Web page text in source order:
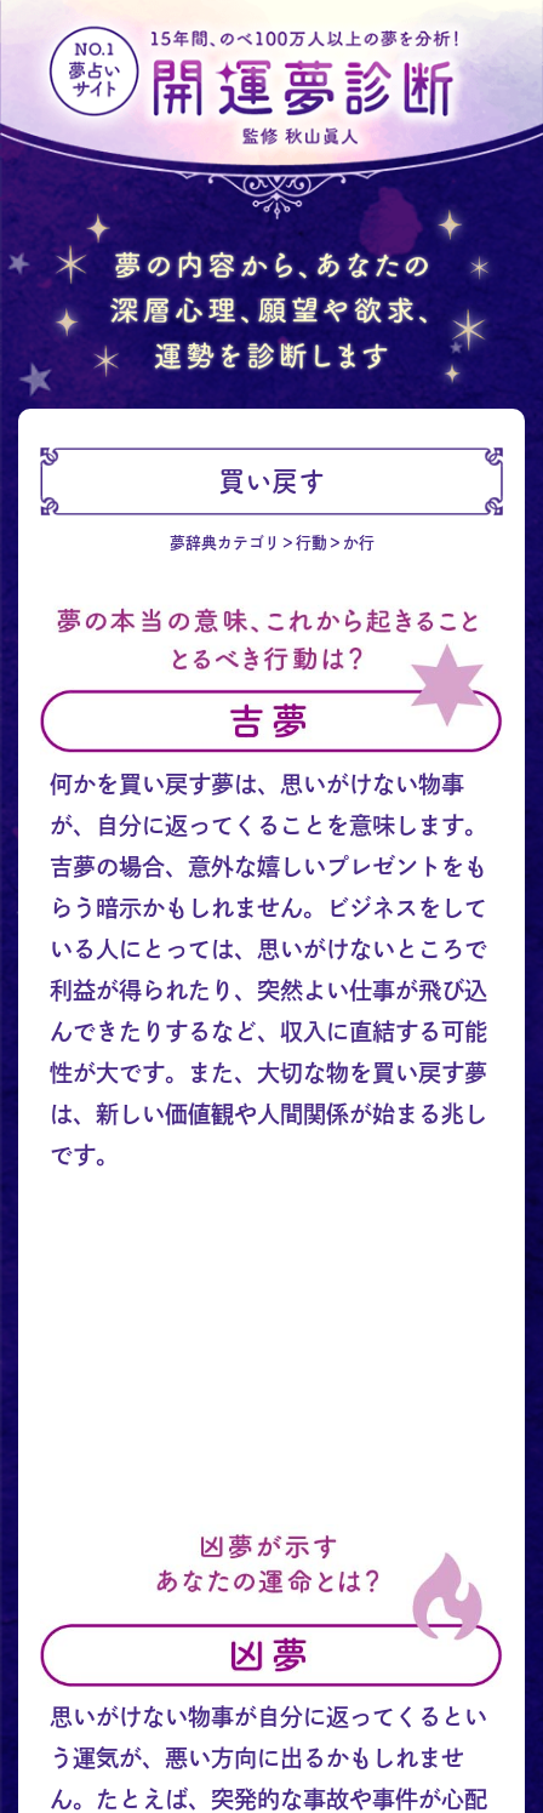
買い戻す
夢辞典カテゴリ 行動 か行
何かを買い戻す夢は、思いがけない物事
が、自分に返ってくることを意味します。
吉夢の場合、意外な嬉しいプレゼントをも
らう暗示かもしれません。ビジネスをして
いる人にとっては、思いがけないところで
利益が得られたり、突然よい仕事が飛び込
んできたりするなど、収入に直結する可能
性が大です。また、大切な物を買い戻す夢
は、新しい価値観や人間関係が始まる兆し
です。
思いがけない物事が自分に返ってくるとい
う運気が、悪い方向に出るかもしれませ
ん。たとえば、突発的な事故や事件が心配